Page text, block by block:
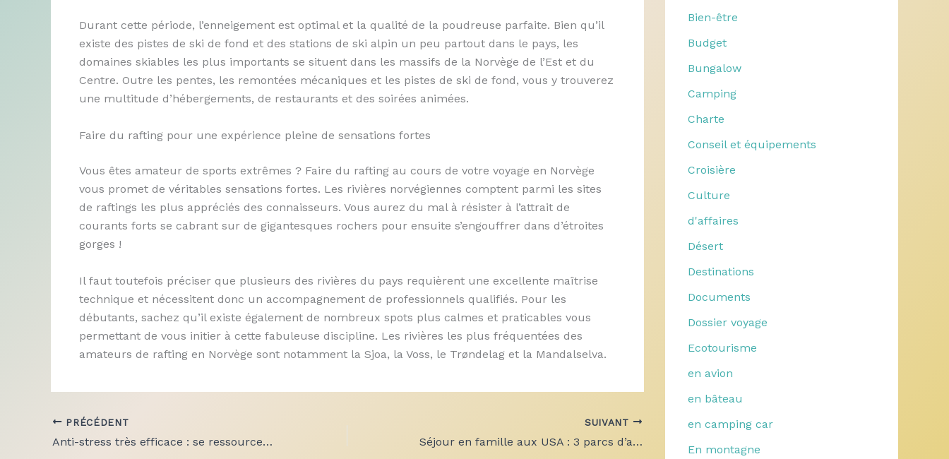
Durant cette période, l’enneigement est optimal et la qualité de la poudreuse parfaite. Bien qu’il
existe des pistes de ski de fond et des stations de ski alpin un peu partout dans le pays, les
domaines skiables les plus importants se situent dans les massifs de la Norvège de l’Est et du
Centre. Outre les pentes, les remontées mécaniques et les pistes de ski de fond, vous y trouverez
une multitude d’hébergements, de restaurants et des soirées animées.
Faire du rafting pour une expérience pleine de sensations fortes
Vous êtes amateur de sports extrêmes ? Faire du rafting au cours de votre voyage en Norvège
vous promet de véritables sensations fortes. Les rivières norvégiennes comptent parmi les sites
de raftings les plus appréciés des connaisseurs. Vous aurez du mal à résister à l’attrait de
courants forts se cabrant sur de gigantesques rochers pour ensuite s’engouffrer dans d’étroites
gorges !
Il faut toutefois préciser que plusieurs des rivières du pays requièrent une excellente maîtrise
technique et nécessitent donc un accompagnement de professionnels qualifiés. Pour les
débutants, sachez qu’il existe également de nombreux spots plus calmes et praticables vous
permettant de vous initier à cette fabuleuse discipline. Les rivières les plus fréquentées des
amateurs de rafting en Norvège sont notamment la Sjoa, la Voss, le Trøndelag et la Mandalselva.
PRÉCÉDENT
Anti-stress très efficace : se ressourcer dans une auberge
SUIVANT
Séjour en famille aux USA : 3 parcs d’attractions incontournables
Bien-être
Budget
Bungalow
Camping
Charte
Conseil et équipements
Croisière
Culture
d'affaires
Désert
Destinations
Documents
Dossier voyage
Ecotourisme
en avion
en bâteau
en camping car
En montagne